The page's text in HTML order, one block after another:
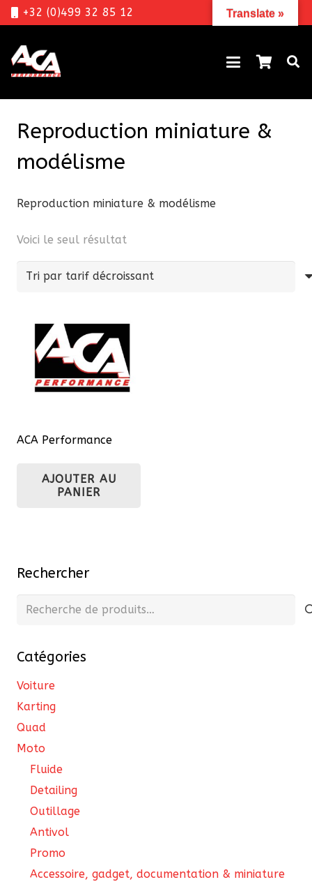
+32 (0)499 32 85 12
Reproduction miniature &
modélisme
Reproduction miniature & modélisme
Voici le seul résultat
ACA Performance
AJOUTER AU
PANIER
Rechercher
Recherche
Catégories
Voiture
Karting
Quad
Moto
Fluide
Detailing
Outillage
Antivol
Promo
Accessoire, gadget, documentation & miniature
Translate »